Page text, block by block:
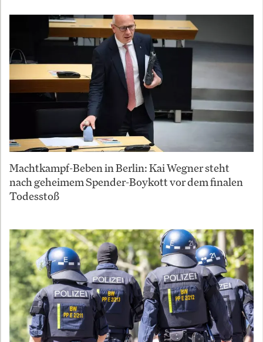
Machtkampf-Beben in Berlin: Kai Wegner steht
nach geheimem Spender-Boykott vor dem finalen
Todesstoß